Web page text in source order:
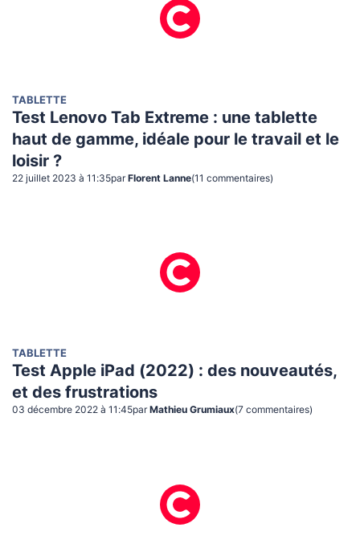
TABLETTE
Test Lenovo Tab Extreme : une tablette
haut de gamme, idéale pour le travail et le
loisir ?
22 juillet 2023 à 11:35par Florent Lanne(11 commentaires)
TABLETTE
Test Apple iPad (2022) : des nouveautés,
et des frustrations
03 décembre 2022 à 11:45par Mathieu Grumiaux(7 commentaires)